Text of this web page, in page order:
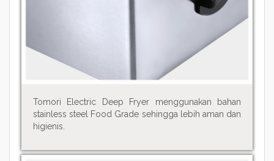
Tomori Electric Deep Fryer menggunakan bahan
stainless steel Food Grade sehingga lebih aman dan
higienis.